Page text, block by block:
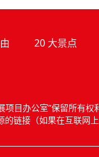
20 大景点
项目办公室”保留所有
链接（如果在互联网